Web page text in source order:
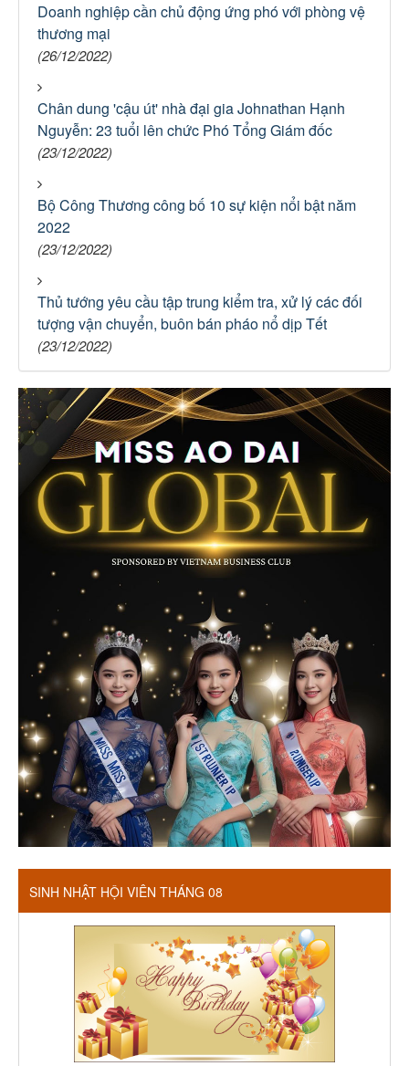
Doanh nghiệp cần chủ động ứng phó với phòng vệ
thương mại
(26/12/2022)
Chân dung 'cậu út' nhà đại gia Johnathan Hạnh
Nguyễn: 23 tuổi lên chức Phó Tổng Giám đốc
(23/12/2022)
Bộ Công Thương công bố 10 sự kiện nổi bật năm
2022
(23/12/2022)
Thủ tướng yêu cầu tập trung kiểm tra, xử lý các đối
tượng vận chuyển, buôn bán pháo nổ dịp Tết
(23/12/2022)
SINH NHẬT HỘI VIÊN THÁNG 08